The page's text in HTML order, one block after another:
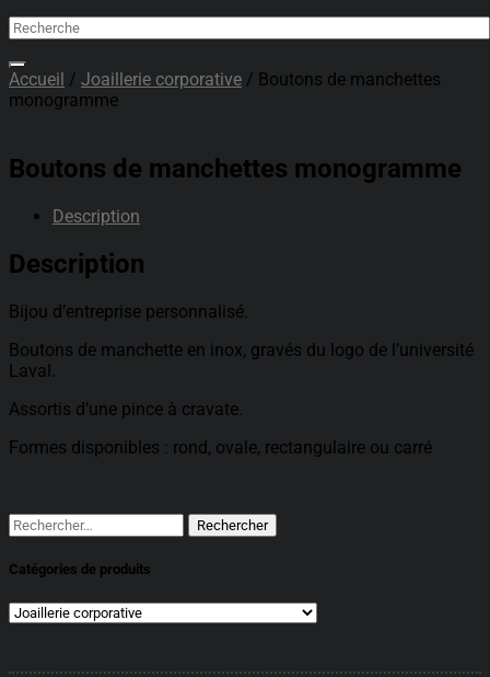
Accueil / Joaillerie corporative / Boutons de manchettes
monogramme
Boutons de manchettes monogramme
Description
Description
Bijou d’entreprise personnalisé.
Boutons de manchette en inox, gravés du logo de l’université
Laval.
Assortis d’une pince à cravate.
Formes disponibles : rond, ovale, rectangulaire ou carré
Rechercher :
Catégories de produits